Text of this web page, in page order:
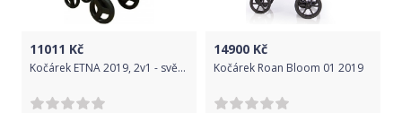
11011 Kč
Kočárek ETNA 2019, 2v1 - světle šedý
14900 Kč
Kočárek Roan Bloom 01 2019